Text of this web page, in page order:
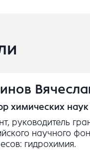
химических наук
руководитель
научного
гидрохимия.